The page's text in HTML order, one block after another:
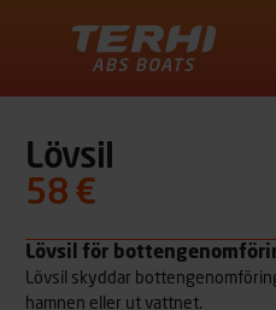
Lövsil
58 €
Lövsil för
Lövsil skyddar
hamnen eller ut vattnet.